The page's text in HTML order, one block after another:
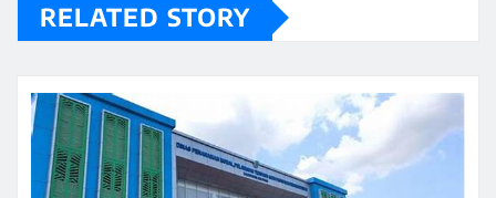
RELATED STORY